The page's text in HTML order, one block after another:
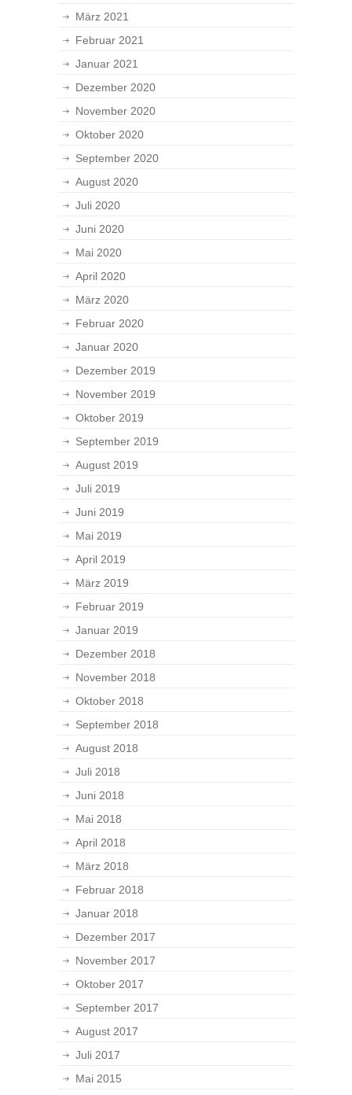
März 2021
Februar 2021
Januar 2021
Dezember 2020
November 2020
Oktober 2020
September 2020
August 2020
Juli 2020
Juni 2020
Mai 2020
April 2020
März 2020
Februar 2020
Januar 2020
Dezember 2019
November 2019
Oktober 2019
September 2019
August 2019
Juli 2019
Juni 2019
Mai 2019
April 2019
März 2019
Februar 2019
Januar 2019
Dezember 2018
November 2018
Oktober 2018
September 2018
August 2018
Juli 2018
Juni 2018
Mai 2018
April 2018
März 2018
Februar 2018
Januar 2018
Dezember 2017
November 2017
Oktober 2017
September 2017
August 2017
Juli 2017
Mai 2015